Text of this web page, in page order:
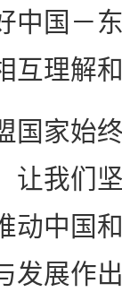
中国－
互理解
国家始
让我们
动中国
发展作